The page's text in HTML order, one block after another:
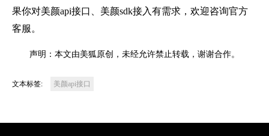
果你对美颜api接口
、美颜sdk接入有需求，欢迎咨询官方
客服。
声明：本文由美狐原创，未经允许禁止转载，谢谢合作。
文本标签: 美颜api接口